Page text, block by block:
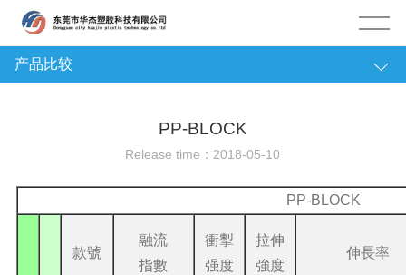
产品比较
PP-BLOCK
Release time：2018-05-10
PP-BLOCK
款號
融流
指數
衝揧
强度
拉伸
強度
伸長率